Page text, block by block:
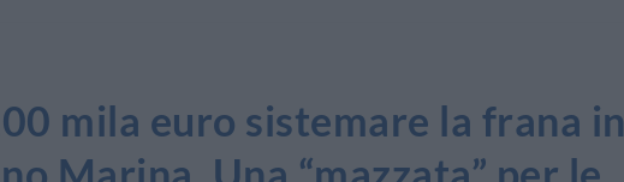
mila euro sistemare la frana in